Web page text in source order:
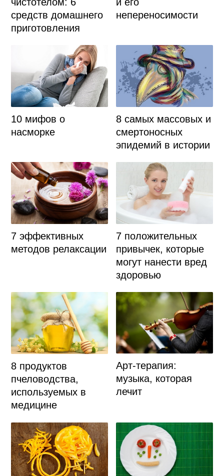
средств домашнего
приготовления
непереносимости
10 мифов о
насморке
8 самых массовых и
смертоносных
эпидемий в истории
7 эффективных
методов релаксации
7 положительных
привычек, которые
могут нанести вред
здоровью
8 продуктов
пчеловодства,
используемых в
медицине
Арт-терапия:
музыка, которая
лечит